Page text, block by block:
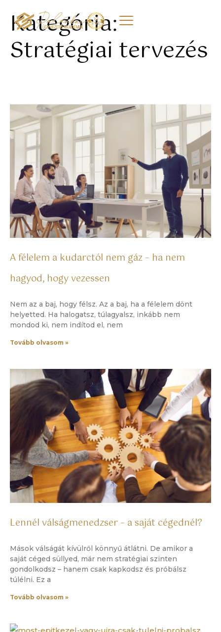
Kategória:
Stratégiai tervezés
A félelem a kudarctól nem gáz – ha nem
hagyod, hogy vezessen
Nem az a baj, hogy félsz. Az a baj, ha a félelem dönt
helyetted. Ha halogatsz, túlagyalsz, inkább nem
mondod ki, nem indítod el, nem
Tovább olvasom »
Lennél válságmenedzser – a saját cégednél?
Mások válságát kívülről könnyű átlátni. De amikor a
saját céged süllyed, már nem stratégiai szinten
gondolkodsz – hanem csak kapkodsz és próbálsz
túlélni. Ez a
Tovább olvasom »